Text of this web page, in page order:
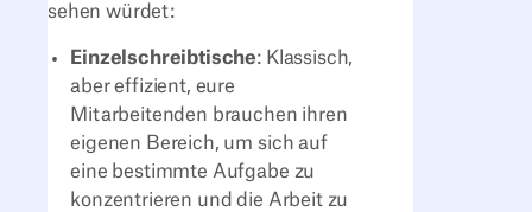
sehen würdet:
Einzelschreibtische: Klassisch,
aber effizient, eure
Mitarbeitenden brauchen ihren
eigenen Bereich, um sich auf
eine bestimmte Aufgabe zu
konzentrieren und die Arbeit zu